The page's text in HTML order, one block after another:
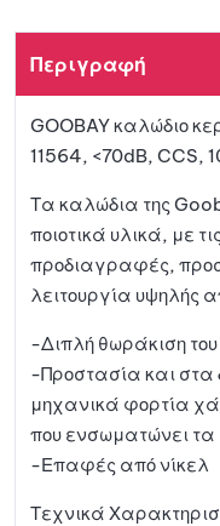
Περιγραφή
GOOBAY καλώδιο
11564, <70dB, CCS,
Τα καλώδια της
ποιοτικά υλικά, με
προδιαγραφές,
λειτουργία υψηλής
-Διπλή θωράκιση
-Προστασία και στα
μηχανικά φορτία
που ενσωματώνει
-Επαφές από νίκελ
Τεχνικά